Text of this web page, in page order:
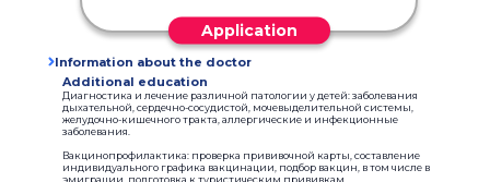
Application
Information about the doctor
Additional education
Диагностика и лечение различной патологии у детей: заболевания
дыхательной, сердечно-сосудистой, мочевыделительной системы,
желудочно-кишечного тракта, аллергические и инфекционные
заболевания.
Вакцинопрофилактика: проверка прививочной карты, составление
индивидуального графика вакцинации, подбор вакцин, в том числе в
эмиграции, подготовка к туристическим прививкам.